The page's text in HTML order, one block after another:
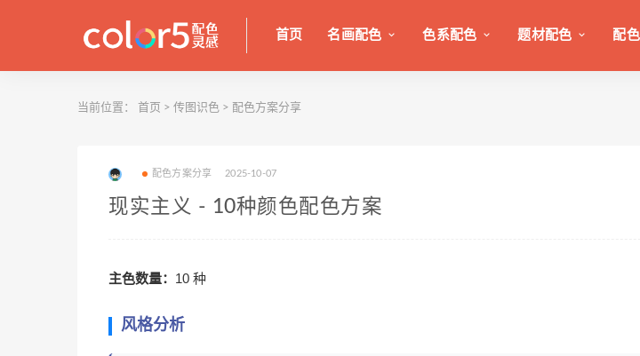
首页 名画配色 色系配色 题材配色 配
当前位置： 首页 > 传图识色 > 配色方案分享
配色方案分享 2025-10-07
现实主义 - 10种颜色配色方案
主色数量： 10 种
风格分析